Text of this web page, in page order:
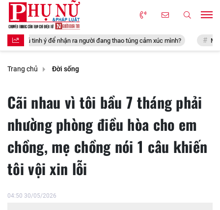
ra người đang thao túng cảm xúc mình? Mẹ chồng cấm con trai ngủ
Trang chủ Đời sống
Cãi nhau vì tôi bầu 7 tháng phải
nhường phòng điều hòa cho em
chồng, mẹ chồng nói 1 câu khiến
tôi vội xin lỗi
04:50 30/05/2026